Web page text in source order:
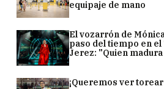
equipaje de mano
El vozarrón de
paso del tiempo en
Jerez: "Quien
¡Queremos ver